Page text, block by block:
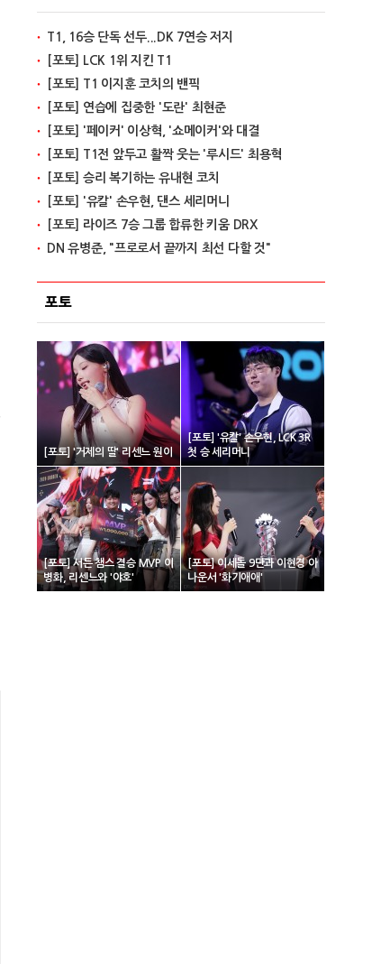
T1, 16승 단독 선두...DK 7연승 저지
[포토] LCK 1위 지킨 T1
[포토] T1 이지훈 코치의 밴픽
[포토] 연습에 집중한 '도란' 최현준
[포토] '페이커' 이상혁, '쇼메이커'와 대결
[포토] T1전 앞두고 활짝 웃는 '루시드' 최용혁
[포토] 승리 복기하는 유내현 코치
[포토] '유칼' 손우현, 댄스 세리머니
[포토] 라이즈 7승 그룹 합류한 키움 DRX
DN 유병준, "프로로서 끝까지 최선 다할 것"
포토
[포토] '거제의 딸' 리센느 원이
[포토] '유칼' 손우현, LCK 3R
첫 승 세리머니
[포토] 서든 챔스 결승 MVP 이
병화, 리센느와 '야호'
[포토] 이세돌 9단과 이현경 아
나운서 '화기애애'